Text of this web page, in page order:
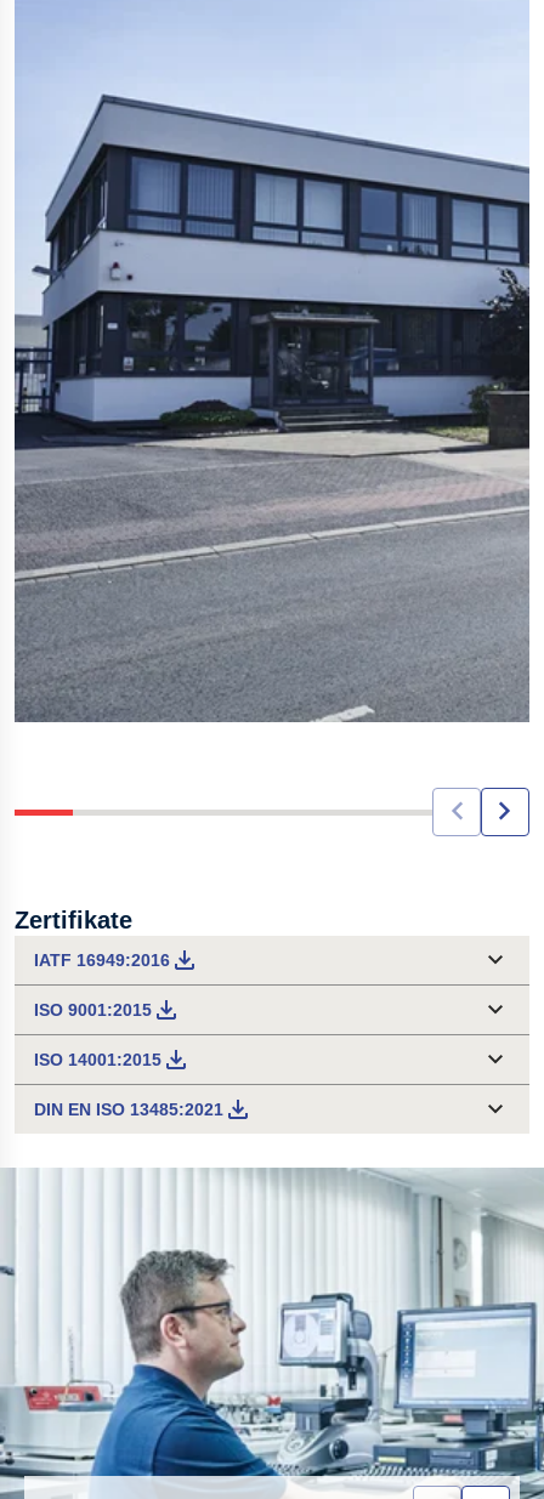
Zertifikate
IATF 16949:2016
ISO 9001:2015
ISO 14001:2015
DIN EN ISO 13485:2021
EIN MANN PRÜFT PRODUKTE ZUR SICHERSTELLUNG HOHER